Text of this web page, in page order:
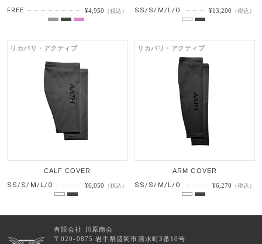
FREE ¥4,950 （税込） SS/S/M/L/O ¥13,200 （税込）
リカバリ・アクティブ
CALF COVER
SS/S/M/L/O ¥6,050 （税込）
リカバリ・アクティブ
ARM COVER
SS/S/M/L/O ¥6,270 （税込）
有限会社 川原商会
〒020-0875 岩手県盛岡市清水町3番10号